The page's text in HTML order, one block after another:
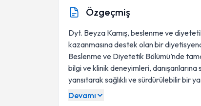
Özgeçmiş
Dyt. Beyza Kamış, beslenme ve
kazanmasına destek olan bir
Beslenme ve Diyetetik Bölümü’nde
bilgi ve klinik deneyimleri,
yansıtarak sağlıklı ve sürdürülebilir bir
Devamı